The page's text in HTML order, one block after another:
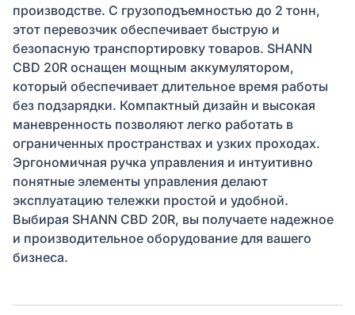
производстве. С грузоподъемностью до 2 тонн,
этот перевозчик обеспечивает быструю и
безопасную транспортировку товаров. SHANN
CBD 20R оснащен мощным аккумулятором,
который обеспечивает длительное время работы
без подзарядки. Компактный дизайн и высокая
маневренность позволяют легко работать в
ограниченных пространствах и узких проходах.
Эргономичная ручка управления и интуитивно
понятные элементы управления делают
эксплуатацию тележки простой и удобной.
Выбирая SHANN CBD 20R, вы получаете надежное
и производительное оборудование для вашего
бизнеса.